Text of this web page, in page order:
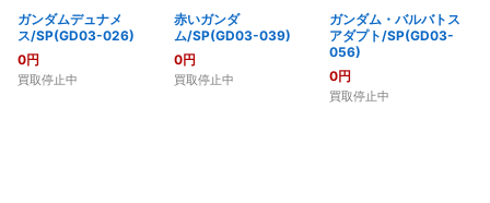
ガンダムデュナメ
ス/SP(GD03-026)
0円
買取停止中
赤いガンダ
ム/SP(GD03-039)
0円
買取停止中
ガンダム・バルバトス
アダプト/SP(GD03-
056)
0円
買取停止中